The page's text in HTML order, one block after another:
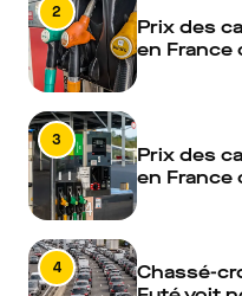
2
Prix des
en France
3
Prix des
en France
4
Chassé-